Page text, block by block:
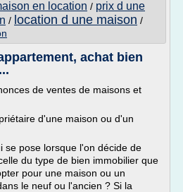
en location / prix d une
/ location d une maison /
achat bien
de ventes de maisons et
d'une maison ou d'un
se pose lorsque l'on décide de
du type de bien immobilier que
pour une maison ou un
le neuf ou l'ancien ? Si la